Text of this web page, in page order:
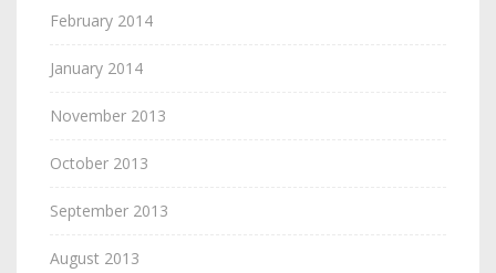
February 2014
January 2014
November 2013
October 2013
September 2013
August 2013